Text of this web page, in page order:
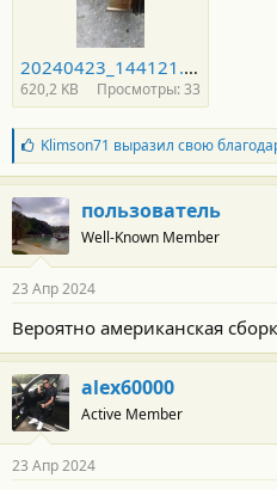
20240423_144121.jpg
620,2 KB Просмотры: 33
Б
л
а
г
о
д
а
н
с
т
и
:
Klimson71 выразил свою
пользователь
Well-Known Member
23 Апр 2024
Вероятно американская
alex60000
Active Member
23 Апр 2024